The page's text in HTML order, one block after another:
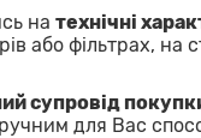
на технічні
або фільтрах, на
супровід
для Вас